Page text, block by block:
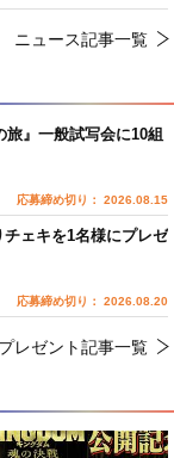
ニュース記事一覧
旅』一般試写会に10組
応募締め切り： 2026.08.15
ェキを1名様にプレゼ
応募締め切り： 2026.08.20
プレゼント記事一覧